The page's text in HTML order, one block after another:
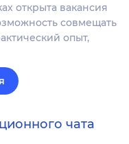
открыта вакансия
совмещать
опыт,
чата